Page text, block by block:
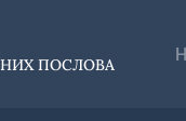
ПОСЛОВА